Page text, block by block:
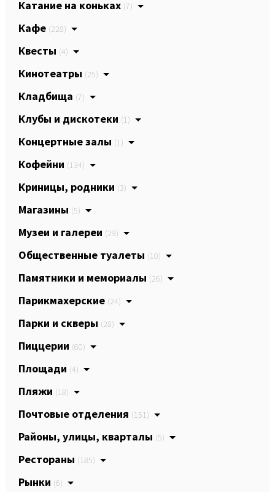
Катание на коньках (7)
Кафе (228)
Квесты (4)
Кинотеатры (25)
Кладбища (7)
Клубы и дискотеки (1)
Концертные залы (1)
Кофейни (134)
Криницы, родники (3)
Магазины (5)
Музеи и галереи (29)
Общественные туалеты (10)
Памятники и мемориалы (26)
Парикмахерские (24)
Парки и скверы (28)
Пиццерии (60)
Площади (4)
Пляжи (18)
Почтовые отделения (151)
Районы, улицы, кварталы (5)
Рестораны (185)
Рынки (6)